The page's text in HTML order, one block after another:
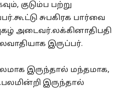
குடும்ப பற்று
சுபகிரக பார்வை
அடைவர்.லக்கினாதிபதி
இருப்பர்.
இருந்தால் மந்தமாக,
இருந்தால்